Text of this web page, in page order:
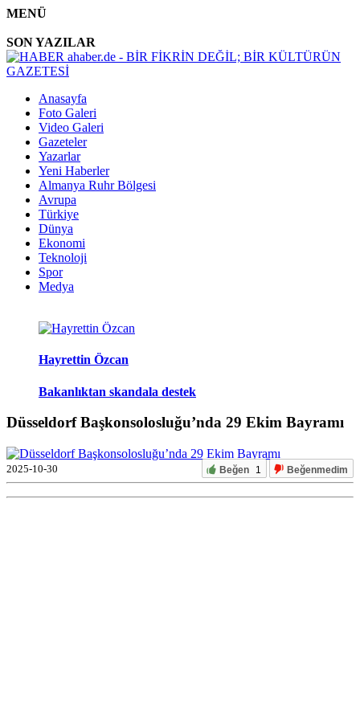
MENÜ
SON YAZILAR
Anasayfa
Foto Galeri
Video Galeri
Gazeteler
Yazarlar
Yeni Haberler
Almanya Ruhr Bölgesi
Avrupa
Türkiye
Dünya
Ekonomi
Teknoloji
Spor
Medya
Hayrettin Özcan
Bakanlıktan skandala destek
Düsseldorf Başkonsolosluğu’nda 29 Ekim Bayramı
2025-10-30 Beğen 1 Beğenmedim